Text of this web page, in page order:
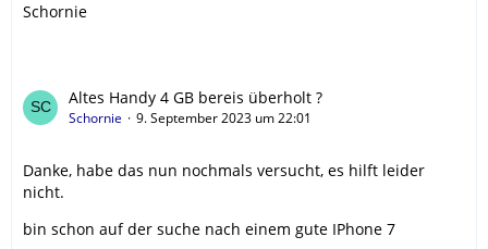
Schornie
Altes Handy 4 GB bereis überholt ?
Schornie 9. September 2023 um 22:01
Danke, habe das nun nochmals versucht, es hilft leider
nicht.
bin schon auf der suche nach einem gute IPhone 7